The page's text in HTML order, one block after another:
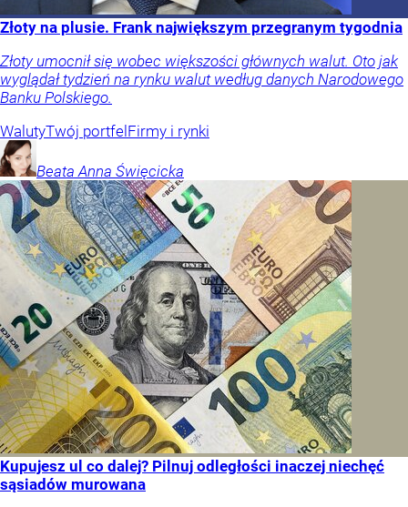
Złoty na plusie. Frank największym przegranym tygodnia
Złoty umocnił się wobec większości głównych walut. Oto jak
wyglądał tydzień na rynku walut według danych Narodowego
Banku Polskiego.
WalutyTwój portfelFirmy i rynki
Beata Anna Święcicka
Kupujesz ul co dalej? Pilnuj odległości inaczej niechęć
sąsiadów murowana